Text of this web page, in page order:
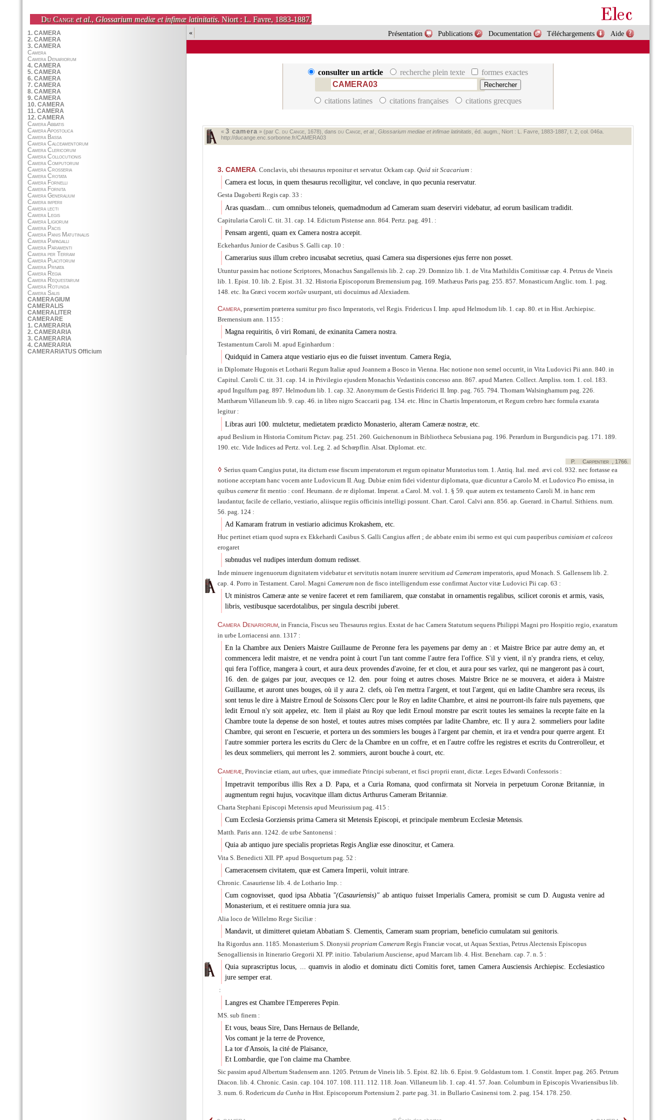
Du Cange et al., Glossarium mediæ et infimæ latinitatis. Niort : L. Favre, 1883-1887.
« Aide
Téléchargements
Documentation
Publications
Présentation
consulter un article recherche plein texte formes exactes
citations latines citations françaises citations grecques
« 3 camera » (par C. du Cange, 1678), dans du Cange, et al. Glossarium mediae et infimae latinitatis , éd. augm., Niort : L. Favre, 1883‑1887, t. 2, col. 046a.
http://ducange.enc.sorbonne.fr/CAMERA03
3. CAMERA. Conclavis, ubi thesaurus reponitur et servatur. Ockam cap. Quid sit Scacarium:
Camera est locus, in quem thesaurus recolligitur, vel conclave, in quo pecunia reservatur.
Gesta Dagoberti Regis cap. 33 :
Aras quasdam... cum omnibus teloneis, quemadmodum ad Cameram suam deserviri videbatur, ad eorum basilicam tradidit.
Capitularia Caroli C. tit. 31. cap. 14. Edictum Pistense ann. 864. Pertz. pag. 491. :
Pensam argenti, quam ex Camera nostra accepit.
Eckehardus Junior de Casibus S. Galli cap. 10 :
Camerarius suus illum crebro incusabat secretius, quasi Camera sua dispersiones ejus ferre non posset.
Utuntur passim hac notione Scriptores, Monachus Sangallensis lib. 2. cap. 29. Domnizo lib. 1. de Vita Mathildis Comitissæ cap. 4. Petrus de Vineis
lib. 1. Epist. 10. lib. 2. Epist. 31. 32. Historia Episcoporum Bremensium pag. 169. Mathæus Paris pag. 255. 857. Monasticum Anglic. tom. 1. pag.
148. etc. Ita Græci vocem ϰοιτῶνusurpant, uti docuimus ad Alexiadem.
Camera , præsertim præterea sumitur pro fisco Imperatoris, vel Regis. Fridericus I. Imp. apud Helmodum lib. 1. cap. 80. et in Hist. Archiepisc.
Bremensium ann. 1155 :
Magna requiritis, ô viri Romani, de exinanita Camera nostra.
Testamentum Caroli M. apud Eginhardum :
Quidquid in Camera atque vestiario ejus eo die fuisset inventum. Camera Regia,
in Diplomate Hugonis et Lotharii Regum Italiæ apud Joannem a Bosco in Vienna. Hac notione non semel occurrit, in Vita Ludovici Pii ann. 840. in
Capitul. Caroli C. tit. 31. cap. 14. in Privilegio ejusdem Monachis Vedastinis concesso ann. 867. apud Marten. Collect. Ampliss. tom. 1. col. 183.
apud Ingulfum pag. 897. Helmodum lib. 1. cap. 32. Anonymum de Gestis Friderici II. Imp. pag. 765. 794. Thomam Walsinghamum pag. 226.
Matthæum Villaneum lib. 9. cap. 46. in libro nigro Scaccarii pag. 134. etc. Hinc in Chartis Imperatorum, et Regum crebro hæc formula exarata
legitur :
Libras auri 100. mulctetur, medietatem prædicto Monasterio, alteram Cameræ nostræ, etc.
apud Beslium in Historia Comitum Pictav. pag. 251. 260. Guichenonum in Bibliotheca Sebusiana pag. 196. Perardum in Burgundicis pag. 171. 189.
190. etc. Vide Indices ad Pertz. vol. Leg. 2. ad Schœpflin. Alsat. Diplomat. etc.
P. Carpentier , 1766.
◊ Serius quam Cangius putat, ita dictum esse fiscum imperatorum et regum opinatur Muratorius tom. 1. Antiq. Ital. med. ævi col. 932. nec fortasse ea
notione acceptam hanc vocem ante Ludovicum II. Aug. Dubiæ enim fidei videntur diplomata, quæ dicuntur a Carolo M. et Ludovico Pio emissa, in
quibus cameræfit mentio : conf. Heumann. de re diplomat. Imperat. a Carol. M. vol. 1. § 59. quæ autem ex testamento Caroli M. in hanc rem
laudantur, facile de cellario, vestiario, aliisque regiis officinis intelligi possunt. Chart. Carol. Calvi ann. 856. ap. Guerard. in Chartul. Sithiens. num.
56. pag. 124 :
Ad Kamaram fratrum in vestiario adicimus Krokashem, etc.
Huc pertinet etiam quod supra ex Ekkehardi Casibus S. Galli Cangius affert ; de abbate enim ibi sermo est qui cum pauperibus camisiam et calceos
erogaret
subnudus vel nudipes interdum domum redisset.
Inde minuere ingenuorum dignitatem videbatur et servitutis notam inurere servitium ad Cameramimperatoris, apud Monach. S. Gallensem lib. 2.
cap. 4. Porro in Testament. Carol. Magni Cameramnon de fisco intelligendum esse confirmat Auctor vitæ Ludovici Pii cap. 63 :
Ut ministros Cameræ ante se venire faceret et rem familiarem, quæ constabat in ornamentis regalibus, scilicet coronis et armis, vasis,
libris, vestibusque sacerdotalibus, per singula describi juberet.
Camera Denariorum, in Francia, Fiscus seu Thesaurus regius. Exstat de hac Camera Statutum sequens Philippi Magni pro Hospitio regio, exaratum
in urbe Lorriacensi ann. 1317 :
En la Chambre aux Deniers Maistre Guillaume de Peronne fera les payemens par demy an : et Maistre Brice par autre demy an, et
commencera ledit maistre, et ne vendra point à court l'un tant comme l'autre fera l'office. S'il y vient, il n'y prandra riens, et celuy,
qui fera l'office, mangera à court, et aura deux provendes d'avoine, fer et clou, et aura pour ses varlez, qui ne mangeront pas à court,
16. den. de gaiges par jour, avecques ce 12. den. pour foing et autres choses. Maistre Brice ne se mouvera, et aidera à Maistre
Guillaume, et auront unes bouges, où il y aura 2. clefs, où l'en mettra l'argent, et tout l'argent, qui en ladite Chambre sera receus, ils
sont tenus le dire à Maistre Ernoul de Soissons Clerc pour le Roy en ladite Chambre, et ainsi ne pourront-ils faire nuls payemens, que
ledit Ernoul n'y soit appelez, etc. Item il plaist au Roy que ledit Ernoul monstre par escrit toutes les semaines la recepte faite en la
Chambre toute la depense de son hostel, et toutes autres mises comptées par ladite Chambre, etc. Il y aura 2. sommeliers pour ladite
Chambre, qui seront en l'escuerie, et portera un des sommiers les bouges à l'argent par chemin, et ira et vendra pour querre argent. Et
l'autre sommier portera les escrits du Clerc de la Chambre en un coffre, et en l'autre coffre les registres et escrits du Contrerolleur, et
les deux sommeliers, qui merront les 2. sommiers, auront bouche à court, etc.
Cameræ, Provinciæ etiam, aut urbes, quæ immediate Principi suberant, et fisci proprii erant, dictæ. Leges Edwardi Confessoris :
Impetravit temporibus illis Rex a D. Papa, et a Curia Romana, quod confirmata sit Norveia in perpetuum Coronæ Britanniæ, in
augmentum regni hujus, vocavitque illam dictus Arthurus Cameram Britanniæ.
Charta Stephani Episcopi Metensis apud Meurissium pag. 415 :
Cum Ecclesia Gorziensis prima Camera sit Metensis Episcopi, et principale membrum Ecclesiæ Metensis.
Matth. Paris ann. 1242. de urbe Santonensi :
Quia ab antiquo jure specialis proprietas Regis Angliæ esse dinoscitur, et Camera.
Vita S. Benedicti XII. PP. apud Bosquetum pag. 52 :
Cameracensem civitatem, quæ est Camera Imperii, voluit intrare.
Chronic. Casauriense lib. 4. de Lothario Imp. :
Cum cognovisset, quod ipsa Abbatia
(Casauriensis)
ab antiquo fuisset Imperialis Camera, promisit se cum D. Augusta venire ad
Monasterium, et ei restituere omnia jura sua.
Alia loco de Willelmo Rege Siciliæ :
Mandavit, ut dimitteret quietam Abbatiam S. Clementis, Cameram suam propriam, beneficio cumulatam sui genitoris.
Ita Rigordus ann. 1185. Monasterium S. Dionysii propriam CameramRegis Franciæ vocat, ut Aquas Sextias, Petrus Alectensis Episcopus
Senogalliensis in Itinerario Gregorii XI. PP. initio. Tabularium Ausciense, apud Marcam lib. 4. Hist. Beneharn. cap. 7. n. 5 :
Quia suprascriptus locus, ... quamvis in alodio etdominatu dicti Comitis foret, tamen Camera Ausciensis Archiepisc. Ecclesiastico
jure semper erat.
:
Langres est Chambre l'Empereres Pepin.
MS. sub finem :
Et vous, beaus Sire, Dans Hernaus de Bellande,
Vos comant je la terre de Provence,
La tor d'Ansois, la cité de Plaisance,
Et Lombardie, que l'on claime ma Chambre.
Sic passim apud Albertum Stadensem ann. 1205. Petrum de Vineis lib. 5. Epist. 82. lib. 6. Epist. 9. Goldastum tom. 1. Constit. Imper. pag. 265. Petrum
Diacon. lib. 4. Chronic. Casin. cap. 104. 107. 108. 111. 112. 118. Joan. Villaneum lib. 1. cap. 41. 57. Joan. Columbum in Episcopis Vivariensibus lib.
3. num. 6. Rodericum da Cunha in Hist. Episcoporum Portensium 2. parte pag. 31. in Bullario Casinensi tom. 2. pag. 154. 178. 250.